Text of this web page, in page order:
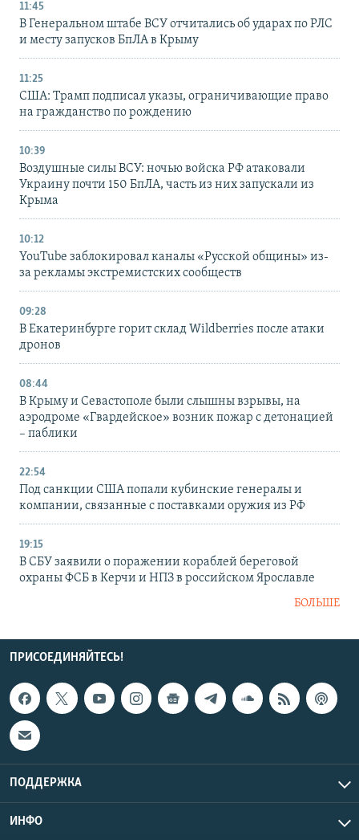
11:45
В Генеральном штабе ВСУ отчитались об ударах по РЛС
и месту запусков БпЛА в Крыму
11:25
США: Трамп подписал указы, ограничивающие право
на гражданство по рождению
10:39
Воздушные силы ВСУ: ночью войска РФ атаковали
Украину почти 150 БпЛА, часть из них запускали из
Крыма
10:12
YouTube заблокировал каналы «Русской общины» из-
за рекламы экстремистских сообществ
09:28
В Екатеринбурге горит склад Wildberries после атаки
дронов
08:44
В Крыму и Севастополе были слышны взрывы, на
аэродроме «Гвардейское» возник пожар с детонацией
– паблики
22:54
Под санкции США попали кубинские генералы и
компании, связанные с поставками оружия из РФ
19:15
В СБУ заявили о поражении кораблей береговой
охраны ФСБ в Керчи и НПЗ в российском Ярославле
БОЛЬШЕ
ПРИСОЕДИНЯЙТЕСЬ!
ПОДДЕРЖКА
ИНФО